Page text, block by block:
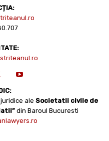
ale Societatii civile de
din Baroul Bucuresti